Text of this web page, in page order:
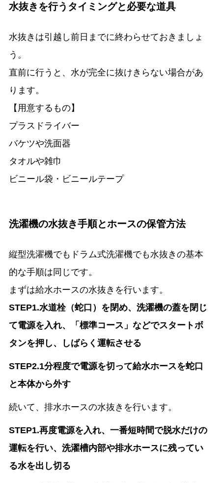
水抜きを行うタイミングと必要な道具
水抜きは引越し前日までに終わらせておきましょ
う。
直前に行うと、水が完全に抜けきらない場合があ
ります。
【用意するもの】
プラスドライバー
バケツや洗面器
タオルや雑巾
ビニール袋・ビニールテープ
洗濯機の水抜き手順とホースの保管方法
縦型洗濯機でもドラム式洗濯機でも水抜きの基本
的な手順は同じです。
まずは給水ホースの水抜きを行います。
STEP1.水道栓（蛇口）を閉め、洗濯機の蓋を閉じ
て電源を入れ、「標準コース」などでスタートボ
タンを押し、しばらく運転させる
STEP2.1分程度で電源を切って給水ホースを蛇口
と本体から外す
続いて、排水ホースの水抜きを行います。
STEP1.再度電源を入れ、一番短時間で脱水だけの
運転を行い、洗濯槽内部や排水ホースに残ってい
る水を出し切る